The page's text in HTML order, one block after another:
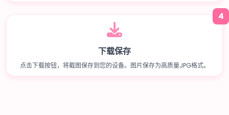
4
下载保存
点击下载按钮，将截图保存到您的设备。图片保存为高质量JPG格式。